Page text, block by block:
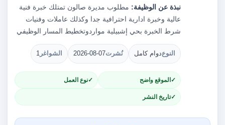
نبذة عن الوظيفة: مطلوب مديرة صالون تمتلك خبرة فنية
عالية وخبرة ادارية احترافية جدا وكذلك عاملات وفنيات
شرط الخبرة بحي إشبيلية مواردوتخطيط المسار الوظيفي
النوعدوام كامل نُشرت2026-08-07 الشواغر 1
الموقع واضح نوع العمل
تاريخ النشر